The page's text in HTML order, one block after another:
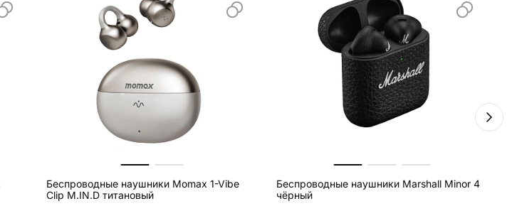
Беспроводные наушники Momax 1-Vibe
Clip M.IN.D титановый
Беспроводные наушники Marshall Minor 4
чёрный